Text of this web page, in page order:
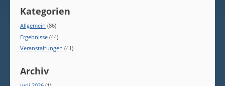
Kategorien
Allgemein (86)
Ergebnisse (44)
Veranstaltungen (41)
Archiv